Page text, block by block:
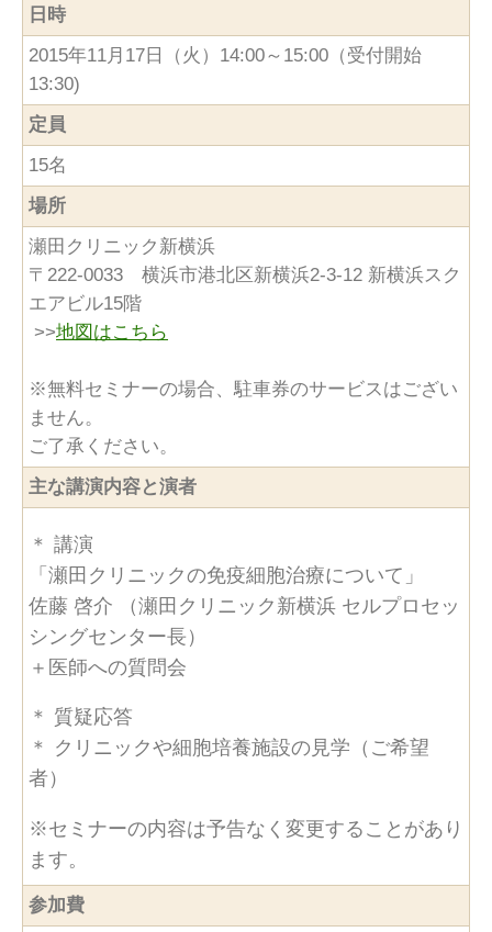
日時
2015年11月17日（火）14:00～15:00（受付開始
13:30)
定員
15名
場所
瀬田クリニック新横浜
〒222-0033 横浜市港北区新横浜2-3-12 新横浜スク
エアビル15階
>>地図はこちら
※無料セミナーの場合、駐車券のサービスはござい
ません。
ご了承ください。
主な講演内容と演者
＊ 講演
「瀬田クリニックの免疫細胞治療について」
佐藤 啓介 （瀬田クリニック新横浜 セルプロセッ
シングセンター長）
＋医師への質問会
＊ 質疑応答
＊ クリニックや細胞培養施設の見学（ご希望
者）
※セミナーの内容は予告なく変更することがあり
ます。
参加費